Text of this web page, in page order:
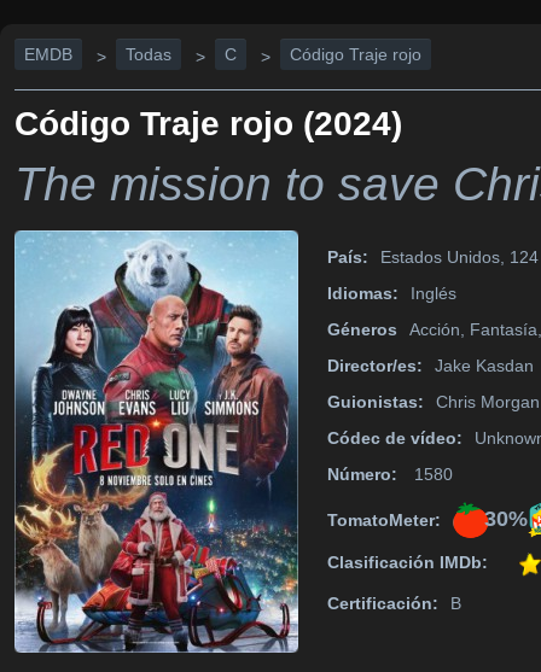
EMDB > Todas > C > Código Traje rojo
Código Traje rojo (2024)
The mission to save
País:
Estados Unidos,
Idiomas:
Inglés
Géneros
Acción,
Director/es:
Jake Kasdan
Guionistas:
Chris Morgan
Códec de vídeo:
Número:
1580
TomatoMeter: 30%
Clasificación IMDb:
Certificación: B